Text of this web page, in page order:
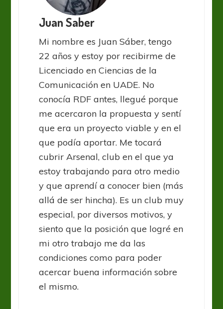
Juan Saber
Mi nombre es Juan Sáber, tengo
22 años y estoy por recibirme de
Licenciado en Ciencias de la
Comunicación en UADE. No
conocía RDF antes, llegué porque
me acercaron la propuesta y sentí
que era un proyecto viable y en el
que podía aportar. Me tocará
cubrir Arsenal, club en el que ya
estoy trabajando para otro medio
y que aprendí a conocer bien (más
allá de ser hincha). Es un club muy
especial, por diversos motivos, y
siento que la posición que logré en
mi otro trabajo me da las
condiciones como para poder
acercar buena información sobre
el mismo.